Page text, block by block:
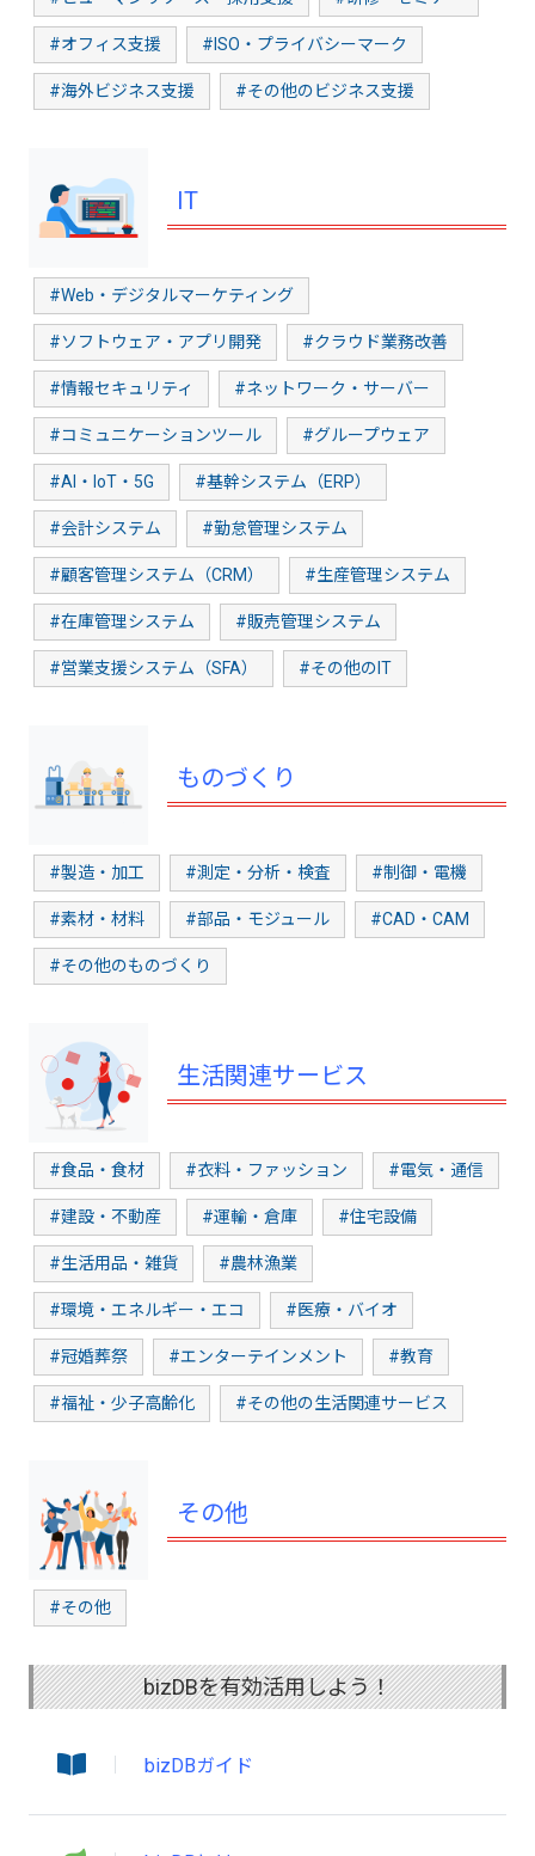
#オフィス支援 #ISO・プライバシーマーク
#海外ビジネス支援 #その他のビジネス支援
IT
#Web・デジタルマーケティング
#ソフトウェア・アプリ開発 #クラウド業務改善
#情報セキュリティ #ネットワーク・サーバー
#コミュニケーションツール #グループウェア
#AI・IoT・5G #基幹システム（ERP）
#会計システム #勤怠管理システム
#顧客管理システム（CRM） #生産管理システム
#在庫管理システム #販売管理システム
#営業支援システム（SFA） #その他のIT
ものづくり
#製造・加工 #測定・分析・検査 #制御・電機
#素材・材料 #部品・モジュール #CAD・CAM
#その他のものづくり
生活関連サービス
#食品・食材 #衣料・ファッション #電気・通信
#建設・不動産 #運輸・倉庫 #住宅設備
#生活用品・雑貨 #農林漁業
#環境・エネルギー・エコ #医療・バイオ
#冠婚葬祭 #エンターテインメント #教育
#福祉・少子高齢化 #その他の生活関連サービス
その他
#その他
bizDBを有効活用しよう！
bizDBガイド